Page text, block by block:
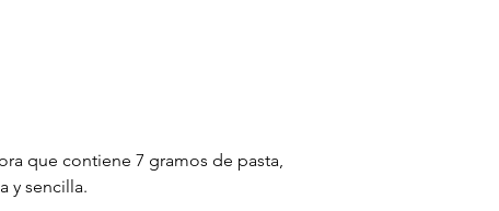
que contiene 7 gramos de pasta,
y sencilla.